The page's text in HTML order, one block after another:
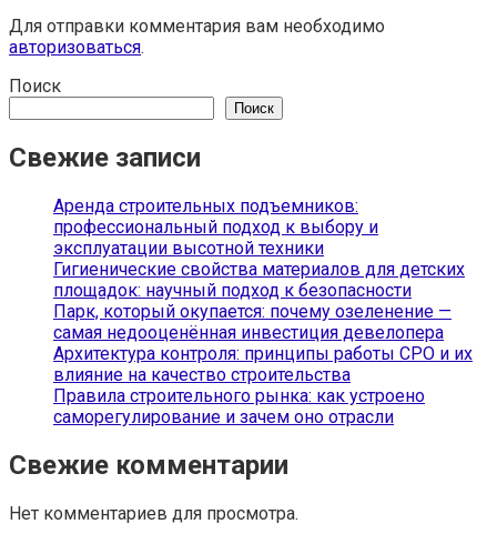
Для отправки комментария вам необходимо
авторизоваться.
Поиск
Поиск
Свежие записи
Аренда строительных подъемников:
профессиональный подход к выбору и
эксплуатации высотной техники
Гигиенические свойства материалов для детских
площадок: научный подход к безопасности
Парк, который окупается: почему озеленение —
самая недооценённая инвестиция девелопера
Архитектура контроля: принципы работы СРО и их
влияние на качество строительства
Правила строительного рынка: как устроено
саморегулирование и зачем оно отрасли
Свежие комментарии
Нет комментариев для просмотра.